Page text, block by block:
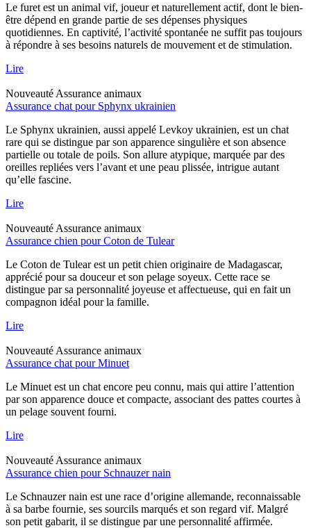
Le furet est un animal vif, joueur et naturellement actif, dont le bien-
être dépend en grande partie de ses dépenses physiques
quotidiennes. En captivité, l’activité spontanée ne suffit pas toujours
à répondre à ses besoins naturels de mouvement et de stimulation.
Lire
Nouveauté Assurance animaux
Assurance chat pour Sphynx ukrainien
Le Sphynx ukrainien, aussi appelé Levkoy ukrainien, est un chat
rare qui se distingue par son apparence singulière et son absence
partielle ou totale de poils. Son allure atypique, marquée par des
oreilles repliées vers l’avant et une peau plissée, intrigue autant
qu’elle fascine.
Lire
Nouveauté Assurance animaux
Assurance chien pour Coton de Tulear
Le Coton de Tulear est un petit chien originaire de Madagascar,
apprécié pour sa douceur et son pelage soyeux. Cette race se
distingue par sa personnalité joyeuse et affectueuse, qui en fait un
compagnon idéal pour la famille.
Lire
Nouveauté Assurance animaux
Assurance chat pour Minuet
Le Minuet est un chat encore peu connu, mais qui attire l’attention
par son apparence douce et compacte, associant des pattes courtes à
un pelage souvent fourni.
Lire
Nouveauté Assurance animaux
Assurance chien pour Schnauzer nain
Le Schnauzer nain est une race d’origine allemande, reconnaissable
à sa barbe fournie, ses sourcils marqués et son regard vif. Malgré
son petit gabarit, il se distingue par une personnalité affirmée.